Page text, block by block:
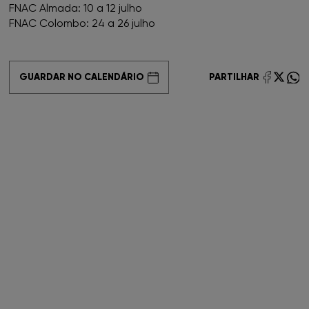
FNAC Coimbra
FNAC Almada: 10 a 12 julho
FNAC Colombo: 24 a 26 julho
GUARDAR NO CALENDÁRIO PARTILHAR